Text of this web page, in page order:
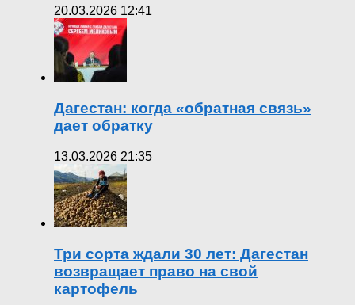
20.03.2026 12:41
Дагестан: когда «обратная связь»
дает обратку
13.03.2026 21:35
Три сорта ждали 30 лет: Дагестан
возвращает право на свой
картофель